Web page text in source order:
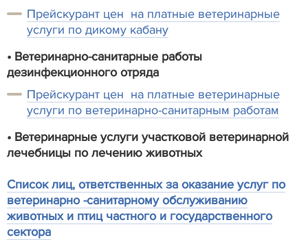
Прейскурант цен на платные ветеринарные
услуги по дикому кабану
• Ветеринарно-санитарные работы
дезинфекционного отряда
Прейскурант цен на платные ветеринарные
услуги по ветеринарно-санитарным работам
• Ветеринарные услуги участковой ветеринарной
лечебницы по лечению животных
Список лиц, ответственных за оказание услуг по
ветеринарно -санитарному обслуживанию
животных и птиц частного и государственного
сектора